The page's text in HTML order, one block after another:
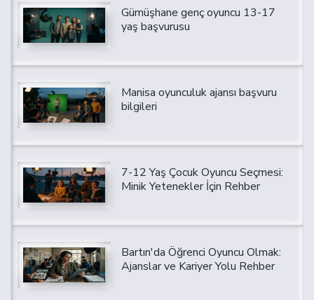
Gümüşhane genç oyuncu 13-17
yaş başvurusu
Manisa oyunculuk ajansı başvuru
bilgileri
7-12 Yaş Çocuk Oyuncu Seçmesi:
Minik Yetenekler İçin Rehber
Bartın'da Öğrenci Oyuncu Olmak:
Ajanslar ve Kariyer Yolu Rehber